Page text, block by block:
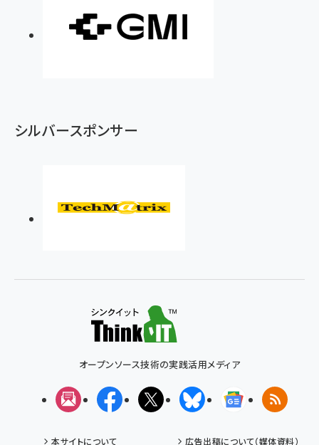
シルバースポンサー
オープンソース技術の実践活用メディア
メルマガFacebookX(エックス)BlueskyGoogleニュ
RSS
本サイトについて 広告出稿について（媒体資料）